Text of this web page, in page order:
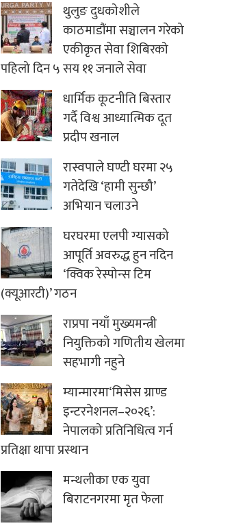
थुलुङ दुधकोशीले
काठमाडौंमा सञ्चालन गरेको
एकीकृत सेवा शिबिरको
पहिलो दिन ५ सय ११ जनाले सेवा
धार्मिक कूटनीति बिस्तार
गर्दै विश्व आध्यात्मिक दूत
प्रदीप खनाल
रास्वपाले घण्टी घरमा २५
गतेदेखि ‘हामी सुन्छौ’
अभियान चलाउने
घरघरमा एलपी ग्यासको
आपूर्ति अवरुद्ध हुन नदिन
‘क्विक रेस्पोन्स टिम
(क्यूआरटी)’ गठन
राप्रपा नयाँ मुख्यमन्त्री
नियुक्तिको गणितीय खेलमा
सहभागी नहुने
म्यान्मारमा‘मिसेस ग्राण्ड
इन्टरनेशनल–२०२६’:
नेपालको प्रतिनिधित्व गर्न
प्रतिक्षा थापा प्रस्थान
मन्थलीका एक युवा
बिराटनगरमा मृत फेला